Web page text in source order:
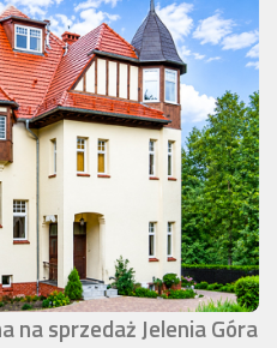
na sprzedaż Jelenia Góra